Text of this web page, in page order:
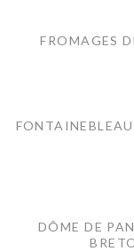
FROMAGES
DÔME DE